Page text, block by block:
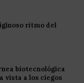
ritmo del
biotecnológica
vista a los ciegos